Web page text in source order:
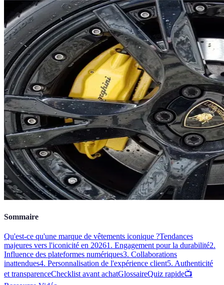
Sommaire
Qu'est-ce qu'une marque de vêtements iconique ?Tendances
majeures vers l'iconicité en 20261. Engagement pour la durabilité2.
Influence des plateformes numériques3. Collaborations
inattendues4. Personnalisation de l'expérience client5. Authenticité
et transparenceChecklist avant achatGlossaireQuiz rapide📺